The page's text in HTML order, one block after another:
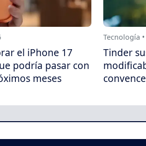
el iPhone 17
podría pasar con
meses
Tecnología
Tinder